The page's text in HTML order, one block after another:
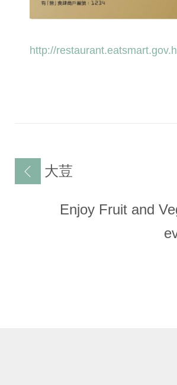
http://
文
章
大荳
Enjoy Fruit and